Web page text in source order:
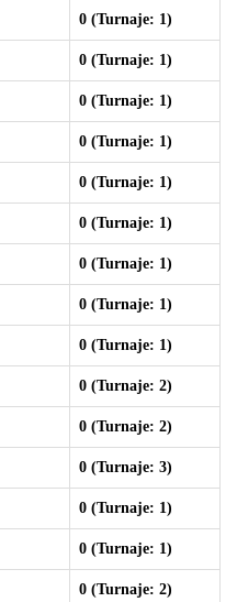
0 (Turnaje: 1)
0 (Turnaje: 1)
0 (Turnaje: 1)
0 (Turnaje: 1)
0 (Turnaje: 1)
0 (Turnaje: 1)
0 (Turnaje: 1)
0 (Turnaje: 1)
0 (Turnaje: 1)
0 (Turnaje: 2)
0 (Turnaje: 2)
0 (Turnaje: 3)
0 (Turnaje: 1)
0 (Turnaje: 1)
0 (Turnaje: 2)